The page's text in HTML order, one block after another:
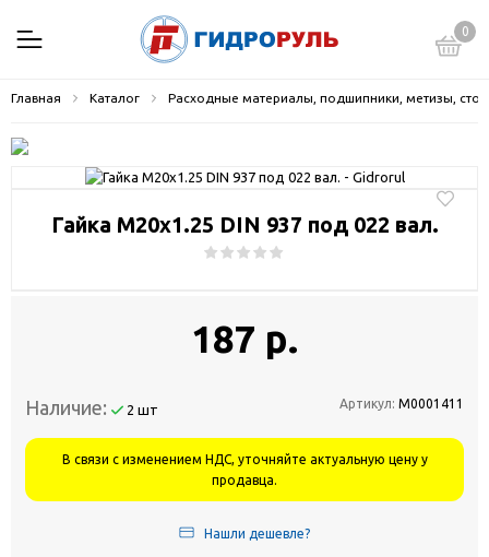
0
Главная Каталог Расходные материалы, подшипники, метизы,
Гайка М20х1.25 DIN 937 под 022 вал.
187 р.
Наличие: 2 шт Артикул: М0001411
В связи с изменением НДС, уточняйте актуальную цену у
продавца.
Нашли дешевле?